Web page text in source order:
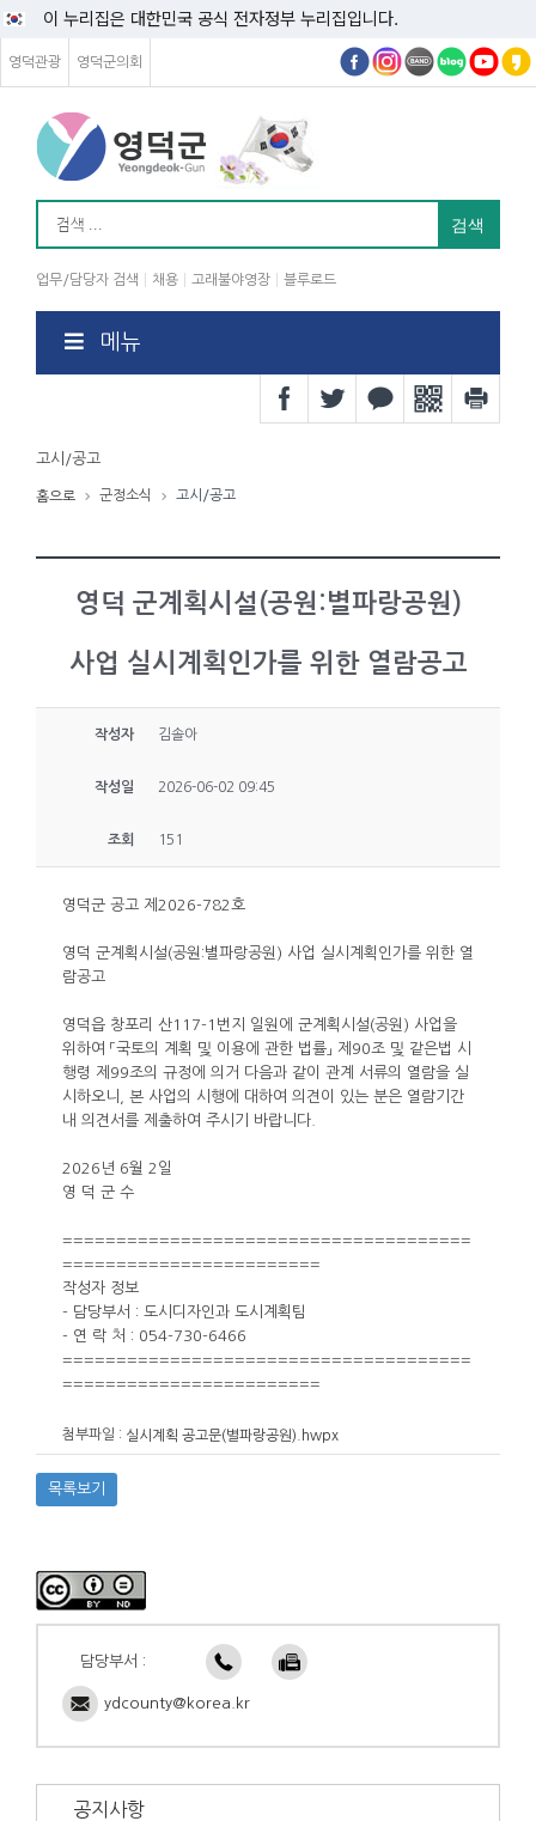
이 누리집은 대한민국 공식 전자정부 누리집입니다.
영덕관광 영덕군의회
업무/담당자 검색 채용 고래불야영장 블루로드
메뉴
고시/공고
홈으로 군정소식 고시/공고
영덕 군계획시설(공원:별파랑공원)
사업 실시계획인가를 위한 열람공고
작성자 김솔아
작성일 2026-06-02 09:45
조회 151
영덕군 공고 제2026-782호
영덕 군계획시설(공원:별파랑공원) 사업 실시계획인가를 위한 열
람공고
영덕읍 창포리 산117-1번지 일원에 군계획시설(공원) 사업을
위하여 「국토의 계획 및 이용에 관한 법률」 제90조 및 같은법 시
행령 제99조의 규정에 의거 다음과 같이 관계 서류의 열람을 실
시하오니, 본 사업의 시행에 대하여 의견이 있는 분은 열람기간
내 의견서를 제출하여 주시기 바랍니다.
2026년 6월 2일
영 덕 군 수
======================================
========================
작성자 정보
- 담당부서 : 도시디자인과 도시계획팀
- 연 락 처 : 054-730-6466
======================================
========================
첨부파일 : 실시계획 공고문(별파랑공원).hwpx
목록보기
담당부서 :
ydcounty@korea.kr
공지사항